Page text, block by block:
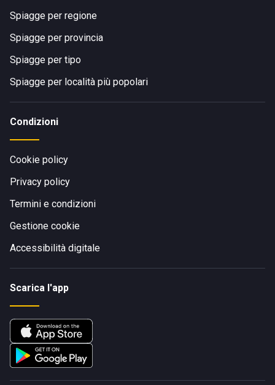
Spiagge per regione
Spiagge per provincia
Spiagge per tipo
Spiagge per località più popolari
Condizioni
Cookie policy
Privacy policy
Termini e condizioni
Gestione cookie
Accessibilità digitale
Scarica l'app